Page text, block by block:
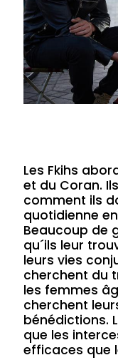
Les Fkihs
et du Coran.
comment ils
quotidienne
Beaucoup de
qu´ils leur
leurs vies
cherchent du
les femmes
cherchent
bénédictions.
que les
efficaces que